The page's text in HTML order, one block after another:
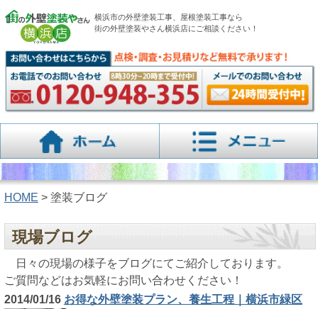
横浜市の外壁塗装工事、屋根塗装工事なら
街の外壁塗装やさん横浜店にご相談ください！
HOME > 塗装ブログ
現場ブログ
日々の現場の様子をブログにてご紹介しております。
ご質問などはお気軽にお問い合わせください！
2014/01/16 お得な外壁塗装プラン、養生工程｜横浜市緑区